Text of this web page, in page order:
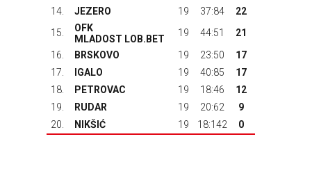
14.
JEZERO 19 37:84
22
15.
OFK
MLADOST LOB.BET
19 44:51
21
16.
BRSKOVO 19 23:50
17
17.
IGALO 19 40:85
17
18.
PETROVAC 19 18:46
12
19.
RUDAR 19 20:62
9
20.
NIKŠIĆ 19 18:142 0